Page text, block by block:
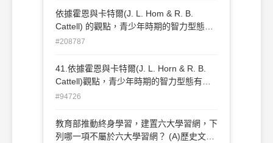
(C) 流體智力成長趨緩、晶體智力增加 (D)
經驗智力成長趨緩、組合智力增加
依據霍恩與卡特爾(J. L. Hom & R. B.
Cattell) 的觀點，青少年時期的智力型態有
何改變? (A)晶體致力成長趨緩、流體智力
(C)流體智力成長趨緩、晶體智力增加 (D)
經驗智力成長趨緩、組合智力增加
#208787
41.依據霍恩與卡特爾(J. L. Horn & R. B.
Cattell)觀點，青少年時期的智力型態有何
改變？ (A)晶體智力成長趨緩、流體智力增
(C)流體智力成長趨緩、晶體智力增加 (D)
經驗智力成長趨緩、組合智力增加
#94726
教育部推動終身學習，建置六大學習網，下
列哪一項不屬於六大學習網？ (A)歷史文化